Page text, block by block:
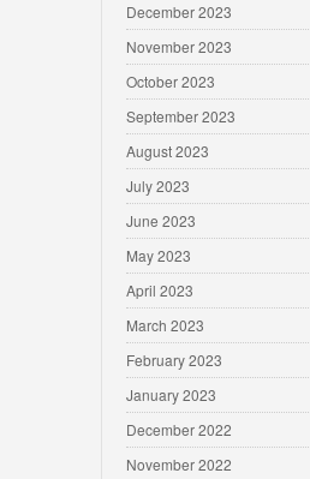
December 2023
November 2023
October 2023
September 2023
August 2023
July 2023
June 2023
May 2023
April 2023
March 2023
February 2023
January 2023
December 2022
November 2022